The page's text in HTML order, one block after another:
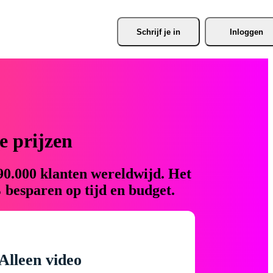
Schrijf je in Inloggen
prijzen
klanten wereldwijd. Het
op tijd en budget.
video